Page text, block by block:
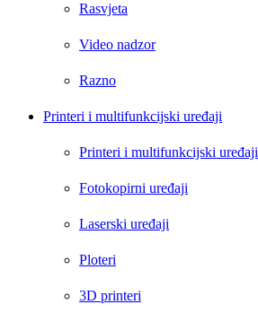
Rasvjeta
Video nadzor
Razno
Printeri i multifunkcijski uređaji
Printeri i multifunkcijski uređaji
Fotokopirni uređaji
Laserski uređaji
Ploteri
3D printeri